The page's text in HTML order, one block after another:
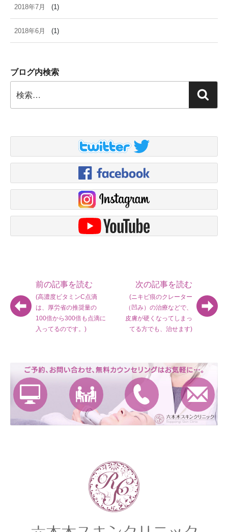
2018年7月 (1)
2018年6月 (1)
ブログ内検索
索
前の記事を読む
(高濃度ビタミンC点滴
は、厚労省の推奨量の
100倍から300倍も点滴に
入ってるのです。)
次の記事を読む
(ニキビ痕のクレーター
（凹み）の治療などで、
皮膚が硬くなってしまっ
てる方でも、治せます)